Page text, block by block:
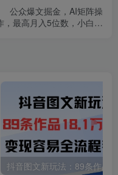
公众爆文掘金，AI矩阵操
，最高月入5位数，小白可